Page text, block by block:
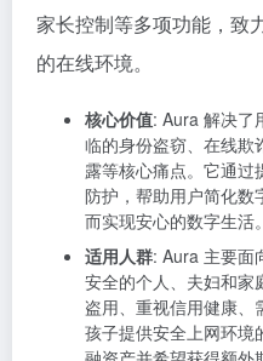
家长控制等多项功能，致
的在线环境。
核心价值: Aura 解决了
临的身份盗窃、在线欺
露等核心痛点。它通过
防护，帮助用户简化数
而实现安心的数字生活。
适用人群: Aura 主要面
安全的个人、夫妇和家
盗用、重视信用健康、
孩子提供安全上网环境